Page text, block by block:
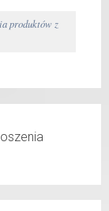
produktów z